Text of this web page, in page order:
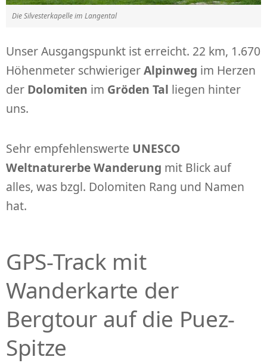
Die Silvesterkapelle im Langental
Unser Ausgangspunkt ist erreicht. 22 km, 1.670
Höhenmeter schwierigerAlpinweg im Herzen
der Dolomiten im Gröden Tal liegen hinter
uns.
Sehr empfehlenswerte UNESCO
Weltnaturerbe Wanderung mit Blick auf
alles, was bzgl. Dolomiten Rang und Namen
hat.
GPS-Track mit
Wanderkarte der
Bergtour auf die Puez-
Spitze